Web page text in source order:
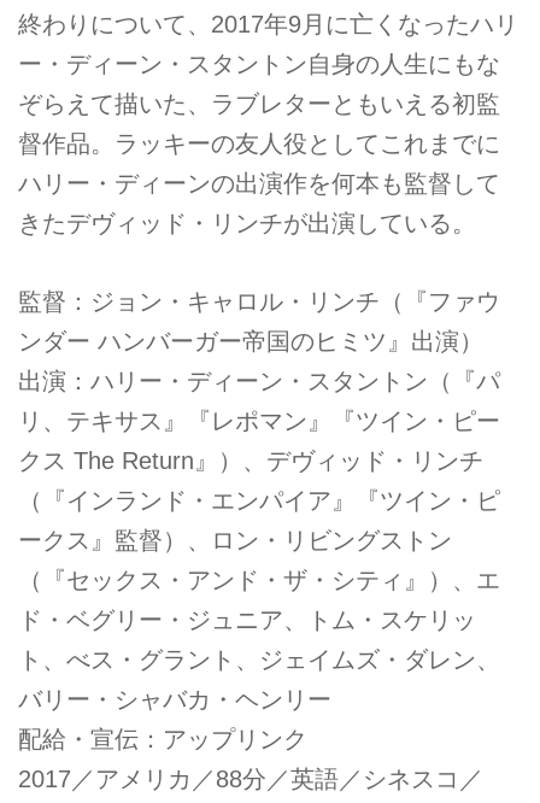
終わりについて、2017年9月に亡くなったハリ
ー・ディーン・スタントン自身の人生にもな
ぞらえて描いた、ラブレターともいえる初監
督作品。ラッキーの友人役としてこれまでに
ハリー・ディーンの出演作を何本も監督して
きたデヴィッド・リンチが出演している。
監督：ジョン・キャロル・リンチ（『ファウ
ンダー ハンバーガー帝国のヒミツ』出演）
出演：ハリー・ディーン・スタントン（『パ
リ、テキサス』『レポマン』『ツイン・ピー
クス The Return』）、デヴィッド・リンチ
（『インランド・エンパイア』『ツイン・ピ
ークス』監督）、ロン・リビングストン
（『セックス・アンド・ザ・シティ』）、エ
ド・ベグリー・ジュニア、トム・スケリッ
ト、べス・グラント、ジェイムズ・ダレン、
バリー・シャバカ・ヘンリー
配給・宣伝：アップリンク
2017／アメリカ／88分／英語／シネスコ／